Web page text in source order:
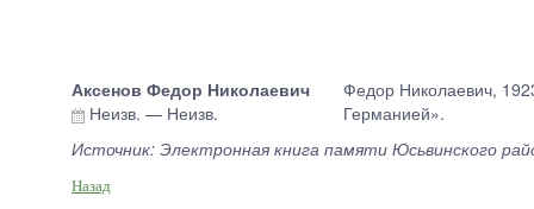
Аксенов Федор Николаевич
Неизв. — Неизв.
Федор Николаевич,
Германией».
Источник: Электронная книга памяти Юсьвинского
Назад